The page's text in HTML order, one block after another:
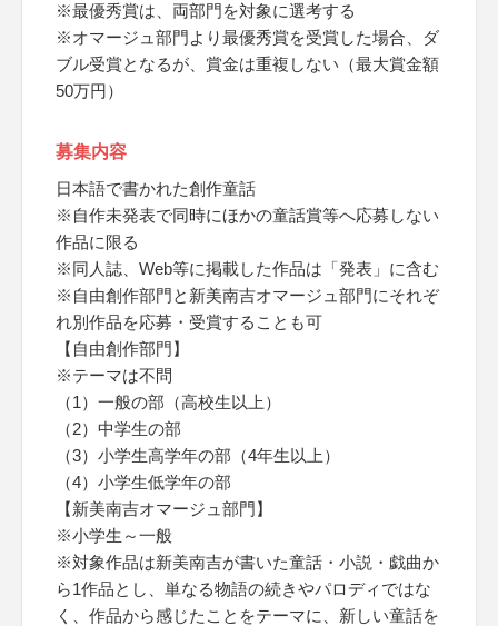
※最優秀賞は、両部門を対象に選考する
※オマージュ部門より最優秀賞を受賞した場合、ダ
ブル受賞となるが、賞金は重複しない（最大賞金額
50万円）
募集内容
日本語で書かれた創作童話
※自作未発表で同時にほかの童話賞等へ応募しない
作品に限る
※同人誌、Web等に掲載した作品は「発表」に含む
※自由創作部門と新美南吉オマージュ部門にそれぞ
れ別作品を応募・受賞することも可
【自由創作部門】
※テーマは不問
（1）一般の部（高校生以上）
（2）中学生の部
（3）小学生高学年の部（4年生以上）
（4）小学生低学年の部
【新美南吉オマージュ部門】
※小学生～一般
※対象作品は新美南吉が書いた童話・小説・戯曲か
ら1作品とし、単なる物語の続きやパロディではな
く、作品から感じたことをテーマに、新しい童話を